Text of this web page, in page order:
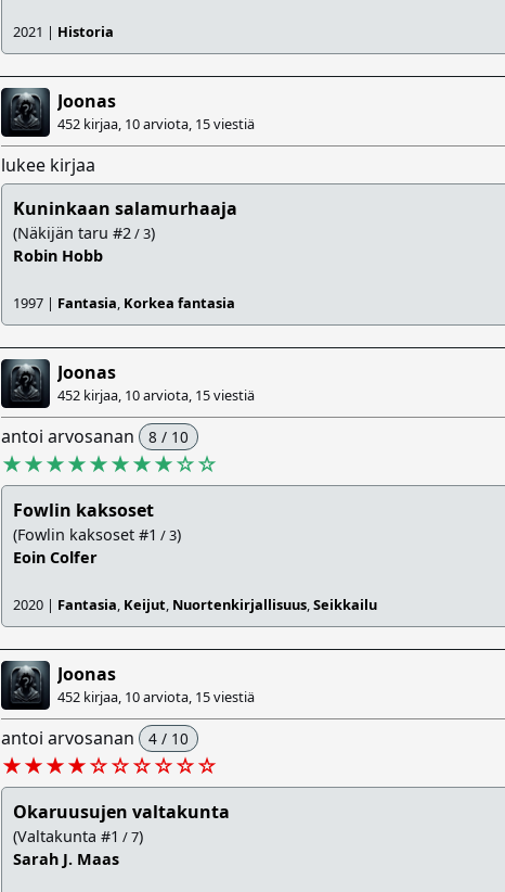
2021 | Historia
Joonas
452 kirjaa, 10 arviota, 15 viestiä
lukee kirjaa
Kuninkaan salamurhaaja
(Näkijän taru #2/ 3)
Robin Hobb
1997 | Fantasia, Korkea fantasia
Joonas
452 kirjaa, 10 arviota, 15 viestiä
antoi arvosanan 8 / 10
★★★★★★★★☆☆
Fowlin kaksoset
(Fowlin kaksoset #1 / 3)
Eoin Colfer
2020 | Fantasia, Keijut, Nuortenkirjallisuus,Seikkailu
Joonas
452 kirjaa, 10 arviota, 15 viestiä
antoi arvosanan 4 / 10
★★★★☆☆☆☆☆☆
Okaruusujen valtakunta
(Valtakunta #1 / 7)
Sarah J. Maas